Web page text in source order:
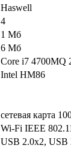
Haswell
4
1 Мб
6 Мб
Core i7 4700MQ
Intel HM86
сетевая карта
Wi-Fi IEEE
USB 2.0x2,